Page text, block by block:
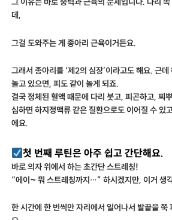
데,
그걸 도와주는 게 종아리 근육이거든요.
그래서 종아리를 ‘제2의 심장’이라고도 해요. 근데
놀고 있으면, 피도 같이 놀게 되죠.
결국 정체된 혈액 때문에 다리 붓고, 피곤하고, 찌
심하면 하지정맥류 같은 질환으로도 이어질 수 있
에요.
첫 번째 루틴은 아주 쉽고 간단해요.
바로 의자 위에서 하는 초간단 스트레칭!
“에이~ 뭐 스트레칭까지…” 하시겠지만, 이거 생
한 시간에 한 번씩만 자리에서 일어나서 발끝을 쭉